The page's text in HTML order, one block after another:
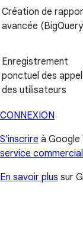
Création de
avancée
Enregistrement
ponctuel des
des utilisateurs
CONNEXION
S'inscrire à Google
service commercial
En savoir plus sur